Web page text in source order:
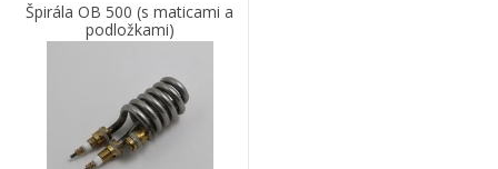
Špirála OB 500 (s maticami a
podložkami)